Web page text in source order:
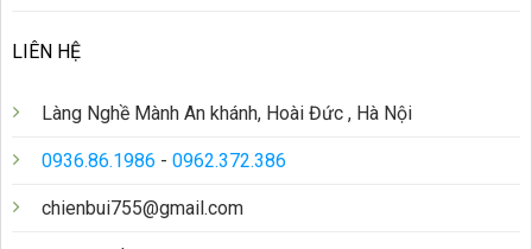
LIÊN HỆ
Làng Nghề Mành An khánh, Hoài Đức , Hà Nội
0936.86.1986 - 0962.372.386
chienbui755@gmail.com